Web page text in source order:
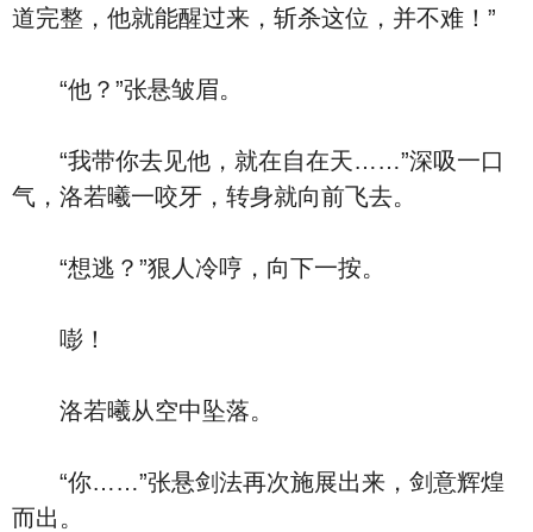
道完整，他就能醒过来，斩杀这位，并不难！”
“他？”张悬皱眉。
“我带你去见他，就在自在天……”深吸一口
气，洛若曦一咬牙，转身就向前飞去。
“想逃？”狠人冷哼，向下一按。
嘭！
洛若曦从空中坠落。
“你……”张悬剑法再次施展出来，剑意辉煌
而出。